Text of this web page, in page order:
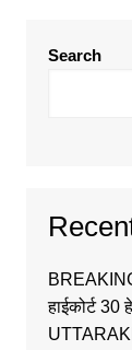
Search
हाईकोर्ट